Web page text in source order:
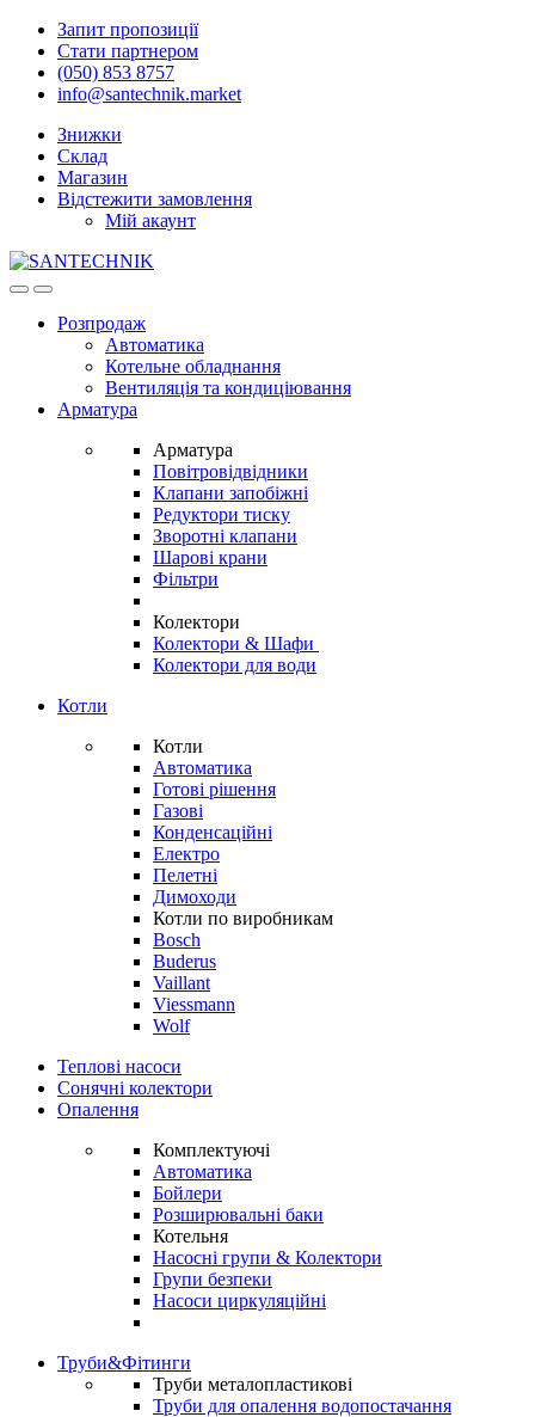
Skip
navigation
Skip
content
Запит пропозиції
Стати партнером
(050) 853 8757
info@santechnik.market
Знижки
Склад
Магазин
Відстежити замовлення
Мій акаунт
OpenClose
Розпродаж
Автоматика
Котельне обладнання
Вентиляція та кондиціювання
Арматура
Арматура
Повітровідвідники
Клапани запобіжні
Редуктори тиску
Зворотні клапани
Шарові крани
Фільтри
Колектори
Колектори & Шафи
Колектори для води
Котли
Котли
Автоматика
Готові рішення
Газові
Конденсаційні
Електро
Пелетні
Димоходи
Котли по виробникам
Bosch
Buderus
Vaillant
Viessmann
Wolf
Теплові насоси
Сонячні колектори
Опалення
Комплектуючі
Автоматика
Бойлери
Розширювальні баки
Котельня
Насосні групи & Колектори
Групи безпеки
Насоси циркуляційні
Труби&Фітинги
Труби металопластикові
Труби для опалення водопостачання